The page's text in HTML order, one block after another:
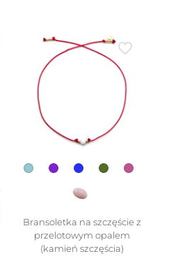
Bransoletka na szczęście z
przelotowym opalem
(kamień szczęścia)